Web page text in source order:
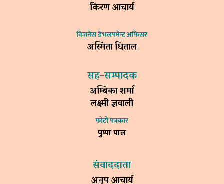
किरण आचार्य
विजनेस डेभलपमेन्ट अफिसर
अस्मिता धिताल
सह–सम्पादक
अम्बिका शर्मा
लक्ष्मी ज्ञवाली
फोटो पत्रकार
पुष्पा पाल
संवाददाता